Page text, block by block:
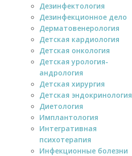
Дезинфектология
Дезинфекционное дело
Дерматовенерология
Детская кардиология
Детская онкология
Детская урология-
андрология
Детская хирургия
Детская эндокринология
Диетология
Имплантология
Интегративная
психотерапия
Инфекционные болезни